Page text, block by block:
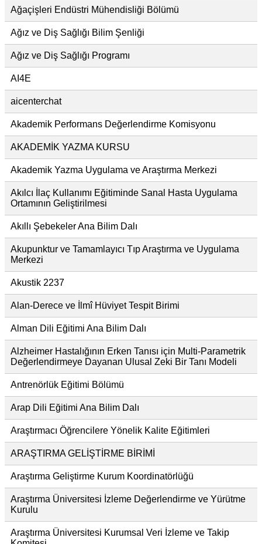
Ağaçişleri Endüstri Mühendisliği Bölümü
Ağız ve Diş Sağlığı Bilim Şenliği
Ağız ve Diş Sağlığı Programı
AI4E
aicenterchat
Akademik Performans Değerlendirme Komisyonu
AKADEMİK YAZMA KURSU
Akademik Yazma Uygulama ve Araştırma Merkezi
Akılcı İlaç Kullanımı Eğitiminde Sanal Hasta Uygulama
Ortamının Geliştirilmesi
Akıllı Şebekeler Ana Bilim Dalı
Akupunktur ve Tamamlayıcı Tıp Araştırma ve Uygulama
Merkezi
Akustik 2237
Alan-Derece ve İlmî Hüviyet Tespit Birimi
Alman Dili Eğitimi Ana Bilim Dalı
Alzheimer Hastalığının Erken Tanısı için Multi-Parametrik
Değerlendirmeye Dayanan Ulusal Zeki Bir Tanı Modeli
Antrenörlük Eğitimi Bölümü
Arap Dili Eğitimi Ana Bilim Dalı
Araştırmacı Öğrencilere Yönelik Kalite Eğitimleri
ARAŞTIRMA GELİŞTİRME BİRİMİ
Araştırma Geliştirme Kurum Koordinatörlüğü
Araştırma Üniversitesi İzleme Değerlendirme ve Yürütme
Kurulu
Araştırma Üniversitesi Kurumsal Veri İzleme ve Takip